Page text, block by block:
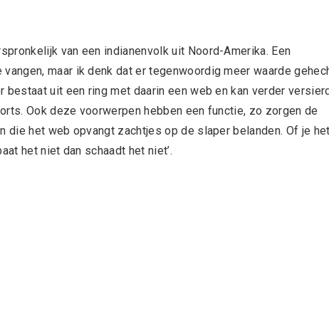
van een indianenvolk uit Noord-Amerika. Een
maar ik denk dat er tegenwoordig meer waarde
bestaat uit een ring met daarin een web en kan verder
Ook deze voorwerpen hebben een functie, zo zorgen de
het web opvangt zachtjes op de slaper belanden. Of je
het niet dan schaadt het niet’.